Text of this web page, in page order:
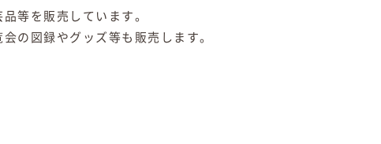
等を販売しています。
の図録やグッズ等も販売します。